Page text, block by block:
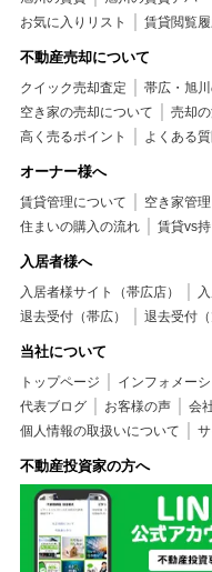
お気に入りリスト
賃貸閲覧
不動産売却について
クイック売却査定 帯広・旭
空き家の売却について
売却
高く売るポイント
よくある
オーナー様へ
賃貸管理について 空き家管理
住まいの購入の流れ
賃貸vs
入居者様へ
入居者様サイト（帯広店）
退去受付（帯広）
退去受付（
当社について
トップページ インフォメー
代表ブログ
お客様の声 会
個人情報の取扱いについて
不動産投資家の方へ